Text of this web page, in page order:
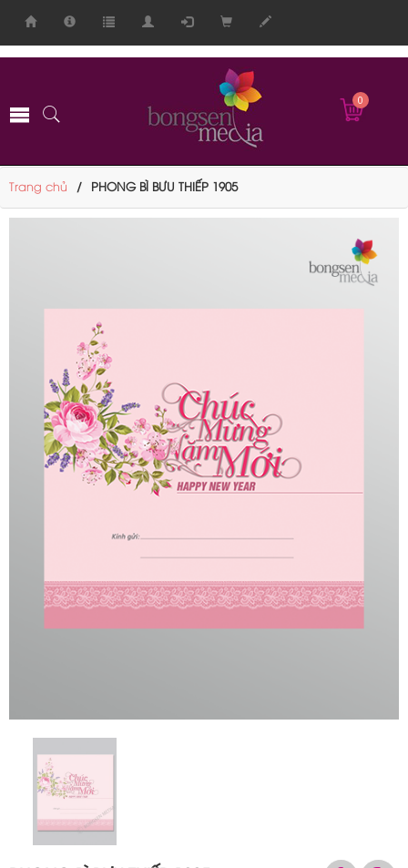
0
Trang chủ PHONG BÌ BƯU THIẾP 1905